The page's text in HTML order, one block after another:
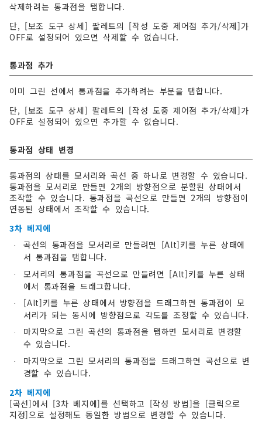
삭제하려는 통과점을 탭합니다.
단, [보조 도구 상세] 팔레트의 [작성 도중 제어점 추가/삭제]가
OFF로 설정되어 있으면 삭제할 수 없습니다.
통과점 추가
이미 그린 선에서 통과점을 추가하려는 부분을 탭합니다.
단, [보조 도구 상세] 팔레트의 [작성 도중 제어점 추가/삭제]가
OFF로 설정되어 있으면 추가할 수 없습니다.
통과점 상태 변경
통과점의 상태를 모서리와 곡선 중 하나로 변경할 수 있습니다.
통과점을 모서리로 만들면 2개의 방향점으로 분할된 상태에서
조작할 수 있습니다. 통과점을 곡선으로 만들면 2개의 방향점이
연동된 상태에서 조작할 수 있습니다.
3차 베지에
·
곡선의 통과점을 모서리로 만들려면 [Alt]키를 누른 상태에
서 통과점을 탭합니다.
·
모서리의 통과점을 곡선으로 만들려면 [Alt]키를 누른 상태
에서 통과점을 드래그합니다.
·
[Alt]키를 누른 상태에서 방향점을 드래그하면 통과점이 모
서리가 되는 동시에 방향점으로 각도를 조정할 수 있습니다.
·
마지막으로 그린 곡선의 통과점을 탭하면 모서리로 변경할
수 있습니다.
·
마지막으로 그린 모서리의 통과점을 드래그하면 곡선으로 변
경할 수 있습니다.
2차 베지에
[곡선]에서 [3차 베지에]를 선택하고 [작성 방법]을 [클릭으로
지정]으로 설정해도 동일한 방법으로 변경할 수 있습니다.